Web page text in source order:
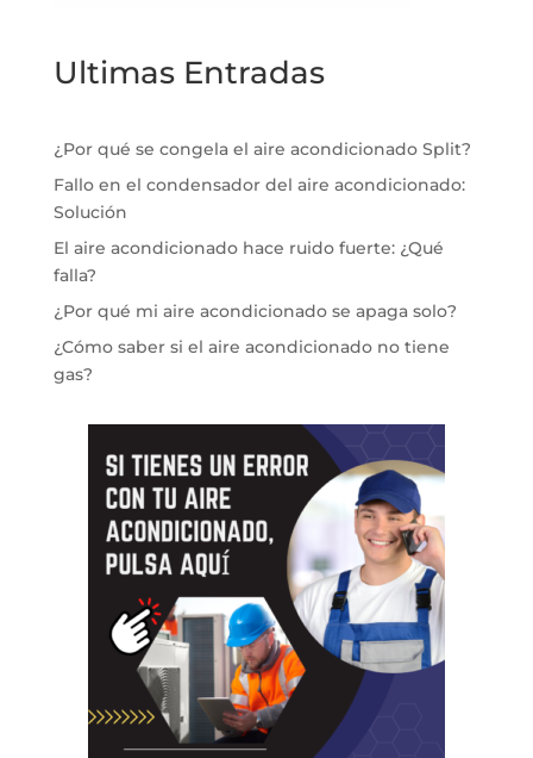
Ultimas Entradas
¿Por qué se congela el aire acondicionado Split?
Fallo en el condensador del aire acondicionado:
Solución
El aire acondicionado hace ruido fuerte: ¿Qué
falla?
¿Por qué mi aire acondicionado se apaga solo?
¿Cómo saber si el aire acondicionado no tiene
gas?